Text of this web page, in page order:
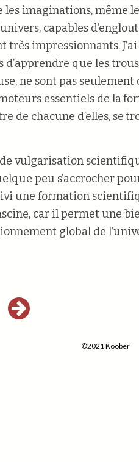
imaginations, même
capables
très impressionnants.
que les
ne sont pas seulement
essentiels de la
de chacune d’elles, se
de vulgarisation
peu s’accrocher
une formation
car il permet une
global de
©2021 Koober